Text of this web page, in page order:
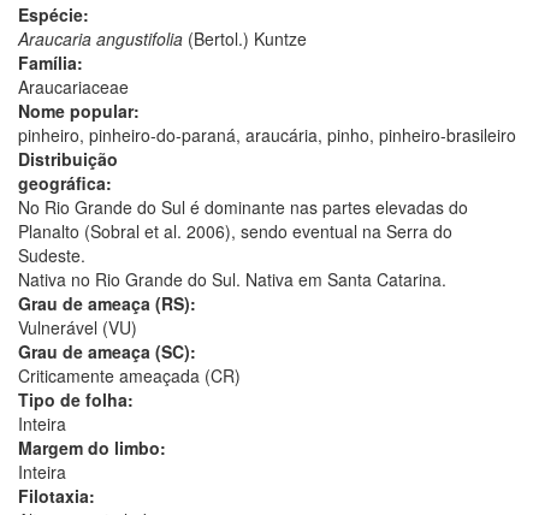
Espécie:
Araucaria angustifolia (Bertol.) Kuntze
Família:
Araucariaceae
Nome popular:
pinheiro, pinheiro-do-paraná, araucária, pinho, pinheiro-brasileiro
Distribuição
geográfica:
No Rio Grande do Sul é dominante nas partes elevadas do
Planalto (Sobral et al. 2006), sendo eventual na Serra do
Sudeste.
Nativa no Rio Grande do Sul. Nativa em Santa Catarina.
Grau de ameaça (RS):
Vulnerável (VU)
Grau de ameaça (SC):
Criticamente ameaçada (CR)
Tipo de folha:
Inteira
Margem do limbo:
Inteira
Filotaxia: